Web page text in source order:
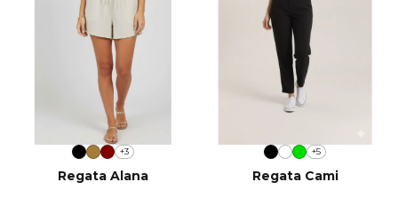
+3
Regata Alana
+5
Regata Cami